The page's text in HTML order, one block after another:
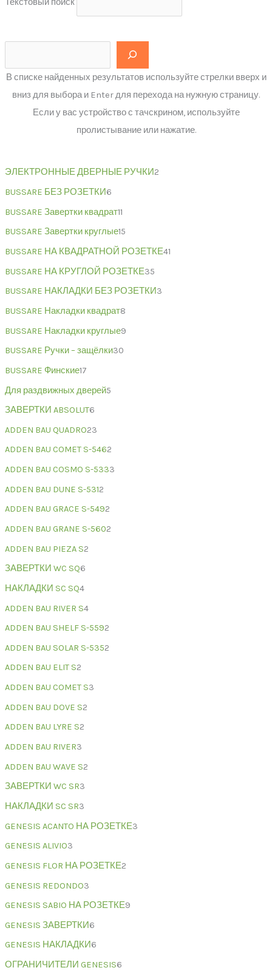
В списке найденных результатов используйте стрелки вверх и
вниз для выбора и Enter для перехода на нужную страницу.
Если у вас устройство с тачскрином, используйте
пролистывание или нажатие.
ЭЛЕКТРОННЫЕ ДВЕРНЫЕ РУЧКИ2
BUSSARE БЕЗ РОЗЕТКИ6
BUSSARE Завертки квадрат11
BUSSARE Завертки круглые15
BUSSARE НА КВАДРАТНОЙ РОЗЕТКЕ41
BUSSARE НА КРУГЛОЙ РОЗЕТКЕ35
BUSSARE НАКЛАДКИ БЕЗ РОЗЕТКИ3
BUSSARE Накладки квадрат8
BUSSARE Накладки круглые9
BUSSARE Ручки – защёлки30
BUSSARE Финские17
Для раздвижных дверей5
ЗАВЕРТКИ ABSOLUT6
ADDEN BAU QUADRO23
ADDEN BAU COMET S-5462
ADDEN BAU COSMO S-5333
ADDEN BAU DUNE S-5312
ADDEN BAU GRACE S-5492
ADDEN BAU GRANE S-5602
ADDEN BAU PIEZA S2
ЗАВЕРТКИ WC SQ6
НАКЛАДКИ SC SQ4
ADDEN BAU RIVER S4
ADDEN BAU SHELF S-5592
ADDEN BAU SOLAR S-5352
ADDEN BAU ELIT S2
ADDEN BAU COMET S3
ADDEN BAU DOVE S2
ADDEN BAU LYRE S2
ADDEN BAU RIVER3
ADDEN BAU WAVE S2
ЗАВЕРТКИ WC SR3
НАКЛАДКИ SC SR3
GENESIS ACANTO НА РОЗЕТКЕ3
GENESIS ALIVIO3
GENESIS FLOR НА РОЗЕТКЕ2
GENESIS REDONDO3
GENESIS SABIO НА РОЗЕТКЕ9
GENESIS ЗАВЕРТКИ6
GENESIS НАКЛАДКИ6
ОГРАНИЧИТЕЛИ GENESIS6